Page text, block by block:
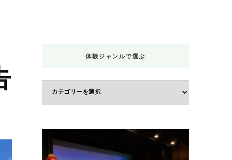
体験ジャンルで選ぶ
ャ
ル